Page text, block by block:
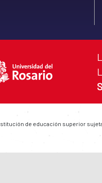
de educación superior